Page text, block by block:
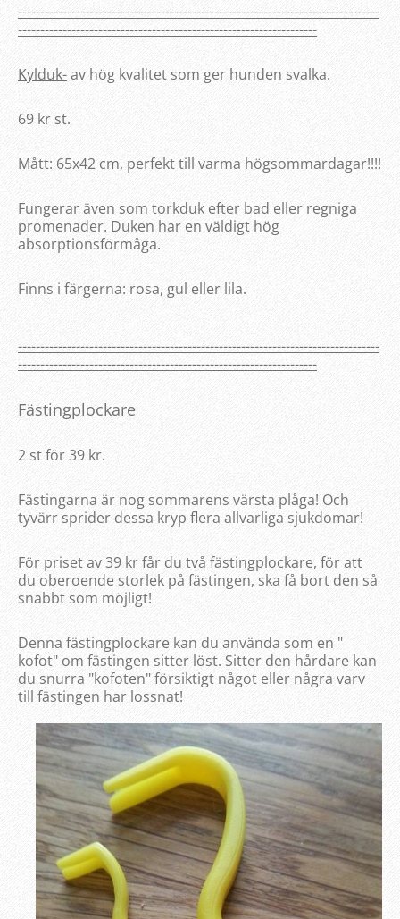
---------------------------------------------------------------------------------
-------------------------------------------------------------------
Kylduk-av hög kvalitet som ger hunden svalka.
69 kr st.
Mått: 65x42 cm, perfekt till varma högsommardagar!!!!
Fungerar även som torkduk efter bad eller regniga
promenader. Duken har en väldigt hög
absorptionsförmåga.
Finns i färgerna: rosa, gul eller lila.
---------------------------------------------------------------------------------
-------------------------------------------------------------------
Fästingplockare
2 st för 39 kr.
Fästingarna är nog sommarens värsta plåga! Och
tyvärr sprider dessa kryp flera allvarliga sjukdomar!
För priset av 39 kr får du två fästingplockare, för att
du oberoende storlek på fästingen, ska få bort den så
snabbt som möjligt!
Denna fästingplockare kan du använda som en "
kofot" om fästingen sitter löst. Sitter den hårdare kan
du snurra "kofoten" försiktigt något eller några varv
till fästingen har lossnat!